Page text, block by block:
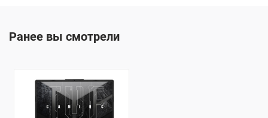
Ранее вы смотрели